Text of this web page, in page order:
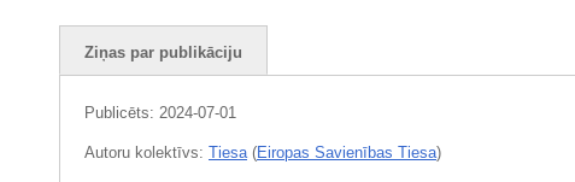
Ziņas par publikāciju
Publicēts: 2024-07-01
Autoru kolektīvs: Tiesa(Eiropas Savienības Tiesa)